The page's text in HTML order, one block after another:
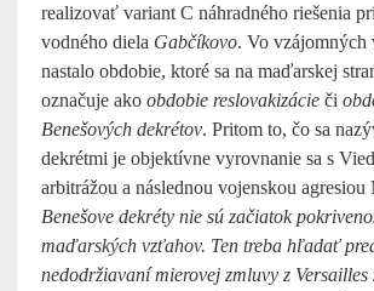
realizovať variant C náhradného riešenia
vodného diela Gabčíkovo. Vo vzájomných
nastalo obdobie, ktoré sa na maďarskej
označuje ako obdobie reslovakizácie či
Benešových dekrétov. Pritom to, čo sa
dekrétmi je objektívne vyrovnanie sa s
arbitrážou a následnou vojenskou agresiou
Benešove dekréty nie sú začiatok
maďarských vzťahov. Ten treba hľadať
nedodržiavaní mierovej zmluvy z Versailles